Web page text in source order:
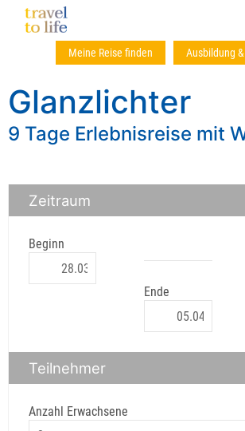
Meine Reise finden Ausbildung
Glanzlichter
9 Tage Erlebnisreise mit
Zeitraum
Beginn
Ende
Teilnehmer
Anzahl Erwachsene